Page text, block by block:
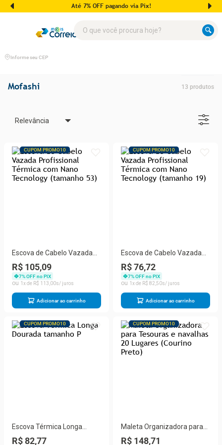
Até 7% OFF pagando via Pix!
Informe seu CEP
Mofashi 13 produtos
Relevância
CUPOM PROMO10
Escova de Cabelo Vazada
Profissional Térmica com
Nano Tecnology (tamanho
53)
R$ 105,09
7% OFF no PIX
1
R$ 113 00
Adicionar ao carrinho
CUPOM PROMO10
Escova de Cabelo Vazada
Profissional Térmica com
Nano Tecnology (tamanho
19)
R$ 76,72
7% OFF no PIX
1
R$ 82 50
Adicionar ao carrinho
CUPOM PROMO10
Escova Térmica Longa
Dourada tamanho P
R$ 82,77
CUPOM PROMO10
Maleta Organizadora para
Tesouras e navalhas 20
R$ 148,71